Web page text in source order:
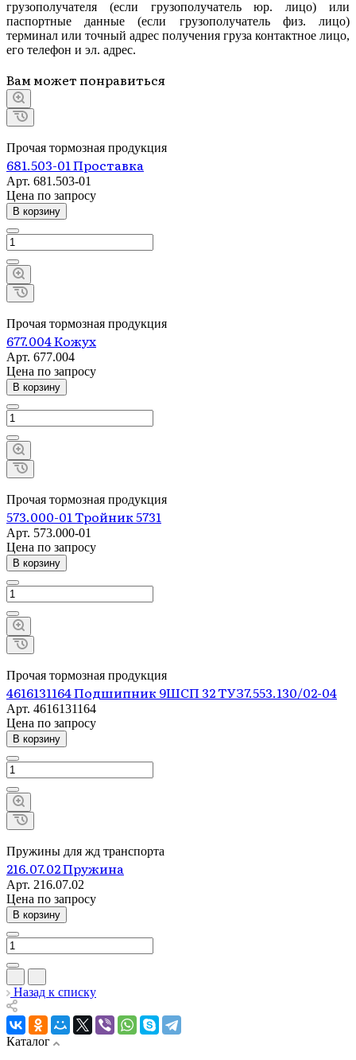
грузополучателя (если грузополучатель юр. лицо) или
паспортные данные (если грузополучатель физ. лицо)
терминал или точный адрес получения груза контактное лицо,
его телефон и эл. адрес.
Вам может понравиться
Прочая тормозная продукция
681.503-01 Проставка
Арт. 681.503-01
Цена по запросу
В корзину
Прочая тормозная продукция
677.004 Кожух
Арт. 677.004
Цена по запросу
В корзину
Прочая тормозная продукция
573.000-01 Тройник 5731
Арт. 573.000-01
Цена по запросу
В корзину
Прочая тормозная продукция
4616131164 Подшипник 9ШСП 32 ТУЗ7.553.130/02-04
Арт. 4616131164
Цена по запросу
В корзину
Пружины для жд транспорта
216.07.02 Пружина
Арт. 216.07.02
Цена по запросу
В корзину
Назад к списку
Каталог